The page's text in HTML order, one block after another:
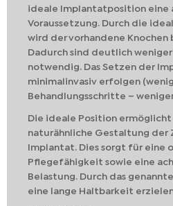
ideale Implantatposition eine
Voraussetzung. Durch die
wird der vorhandene
Dadurch sind deutlich
notwendig. Das Setzen der
minimalinvasiv erfolgen
Behandlungsschritte –
Die ideale Position ermöglicht
naturähnliche Gestaltung der
Implantat. Dies sorgt für eine
Pflegefähigkeit sowie eine
Belastung. Durch das
eine lange Haltbarkeit